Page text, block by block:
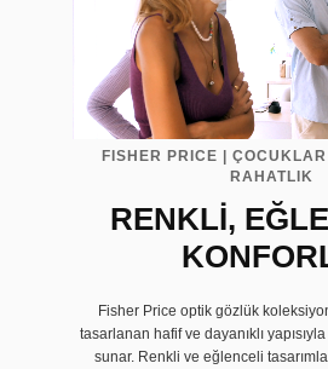
FISHER PRICE |
RAHATLIK
RENKLİ,
Fisher Price optik gözlük
tasarlanan hafif ve dayanıklı
sunar. Renkli ve eğlenceli